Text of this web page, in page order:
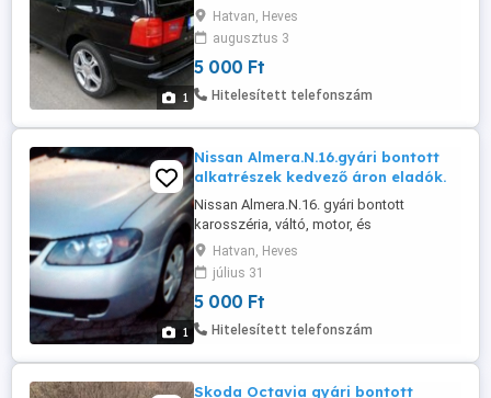
1
kedvező áron eladók.
Hatvan, Heves
augusztus 3
5 000 Ft
Hitelesített telefonszám
1
Nissan Almera.N.16.gyári bontott
alkatrészek kedvező áron eladók.
Nissan Almera.N.16. gyári bontott
karosszéria, váltó, motor, és
motoralkatrészek kedvező áron eladók.
Hatvan, Heves
július 31
5 000 Ft
Hitelesített telefonszám
Skoda Octavia gyári bontott